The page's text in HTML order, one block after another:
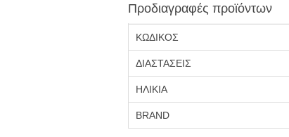
Προδιαγραφές προϊόντων
ΚΩΔΙΚΟΣ
ΔΙΑΣΤΑΣΕΙΣ
ΗΛΙΚΙΑ
BRAND